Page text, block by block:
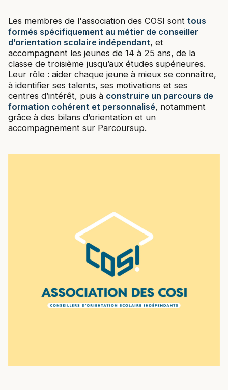
Les membres de l'association des COSI sont tous
formés spécifiquement au métier de conseiller
d’orientation scolaire indépendant, et
accompagnent les jeunes de 14 à 25 ans, de la
classe de troisième jusqu’aux études supérieures.
Leur rôle : aider chaque jeune à mieux se connaître,
à identifier ses talents, ses motivations et ses
centres d’intérêt, puis à construire un parcours de
formation cohérent et personnalisé, notamment
grâce à des bilans d’orientation et un
accompagnement sur Parcoursup.